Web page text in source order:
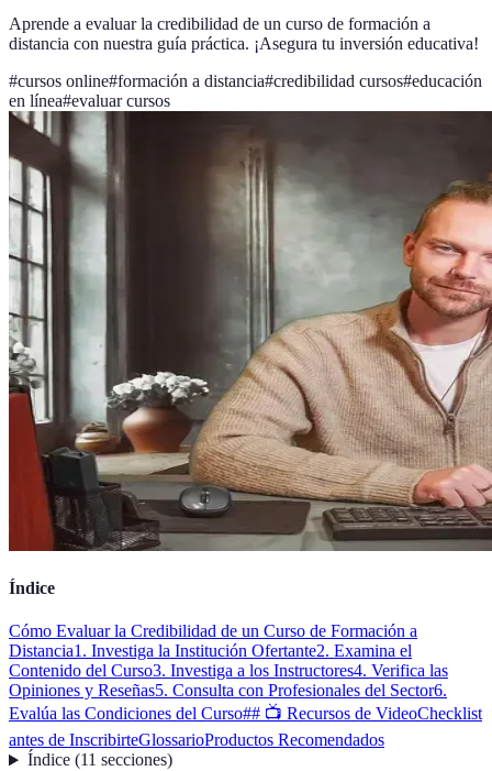
Aprende a evaluar la credibilidad de un curso de formación a
distancia con nuestra guía práctica. ¡Asegura tu inversión educativa!
#cursos online#formación a distancia#credibilidad cursos#educación
en línea#evaluar cursos
Índice
Cómo Evaluar la Credibilidad de un Curso de Formación a
Distancia1. Investiga la Institución Ofertante2. Examina el
Contenido del Curso3. Investiga a los Instructores4. Verifica las
Opiniones y Reseñas5. Consulta con Profesionales del Sector6.
Evalúa las Condiciones del Curso## 📺 Recursos de VideoChecklist
antes de InscribirteGlossarioProductos Recomendados
Índice(11 secciones)